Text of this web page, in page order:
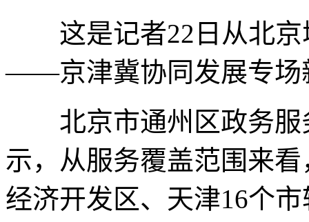
这是记者22日从北京
——京津冀协同发展专场
北京市通州区政务服
示，从服务覆盖范围来
经济开发区、天津16个